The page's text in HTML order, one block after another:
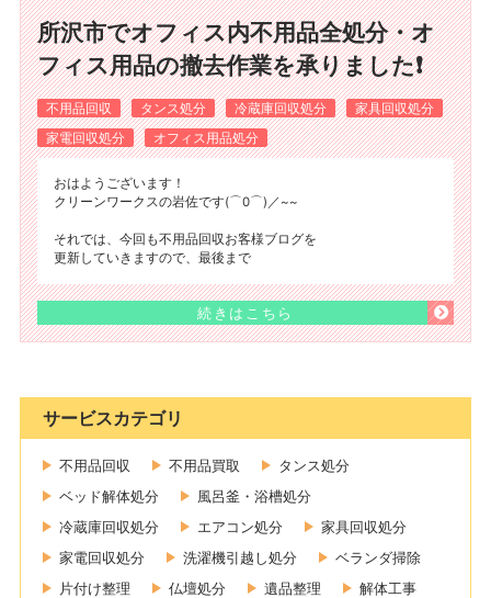
所沢市でオフィス内不用品全処分・オ
フィス用品の撤去作業を承りました❗
不用品回収 タンス処分 冷蔵庫回収処分
家具回収処分
家電回収処分
オフィス用品処分
おはようございます！
クリーンワークスの岩佐です(⌒0⌒)／~~
それでは、今回も不用品回収お客様ブログを
更新していきますので、最後まで
続きはこちら
サービスカテゴリ
不用品回収 不用品買取
タンス処分
ベッド解体処分
風呂釜・浴槽処分
冷蔵庫回収処分
エアコン処分
家具回収処分
家電回収処分
洗濯機引越し処分
ベランダ掃除
片付け整理
仏壇処分 遺品整理
解体工事